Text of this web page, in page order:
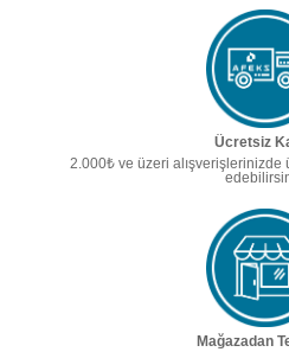
Ücretsiz
2.000₺ ve üzeri alışverişlerinizde
Mağazadan